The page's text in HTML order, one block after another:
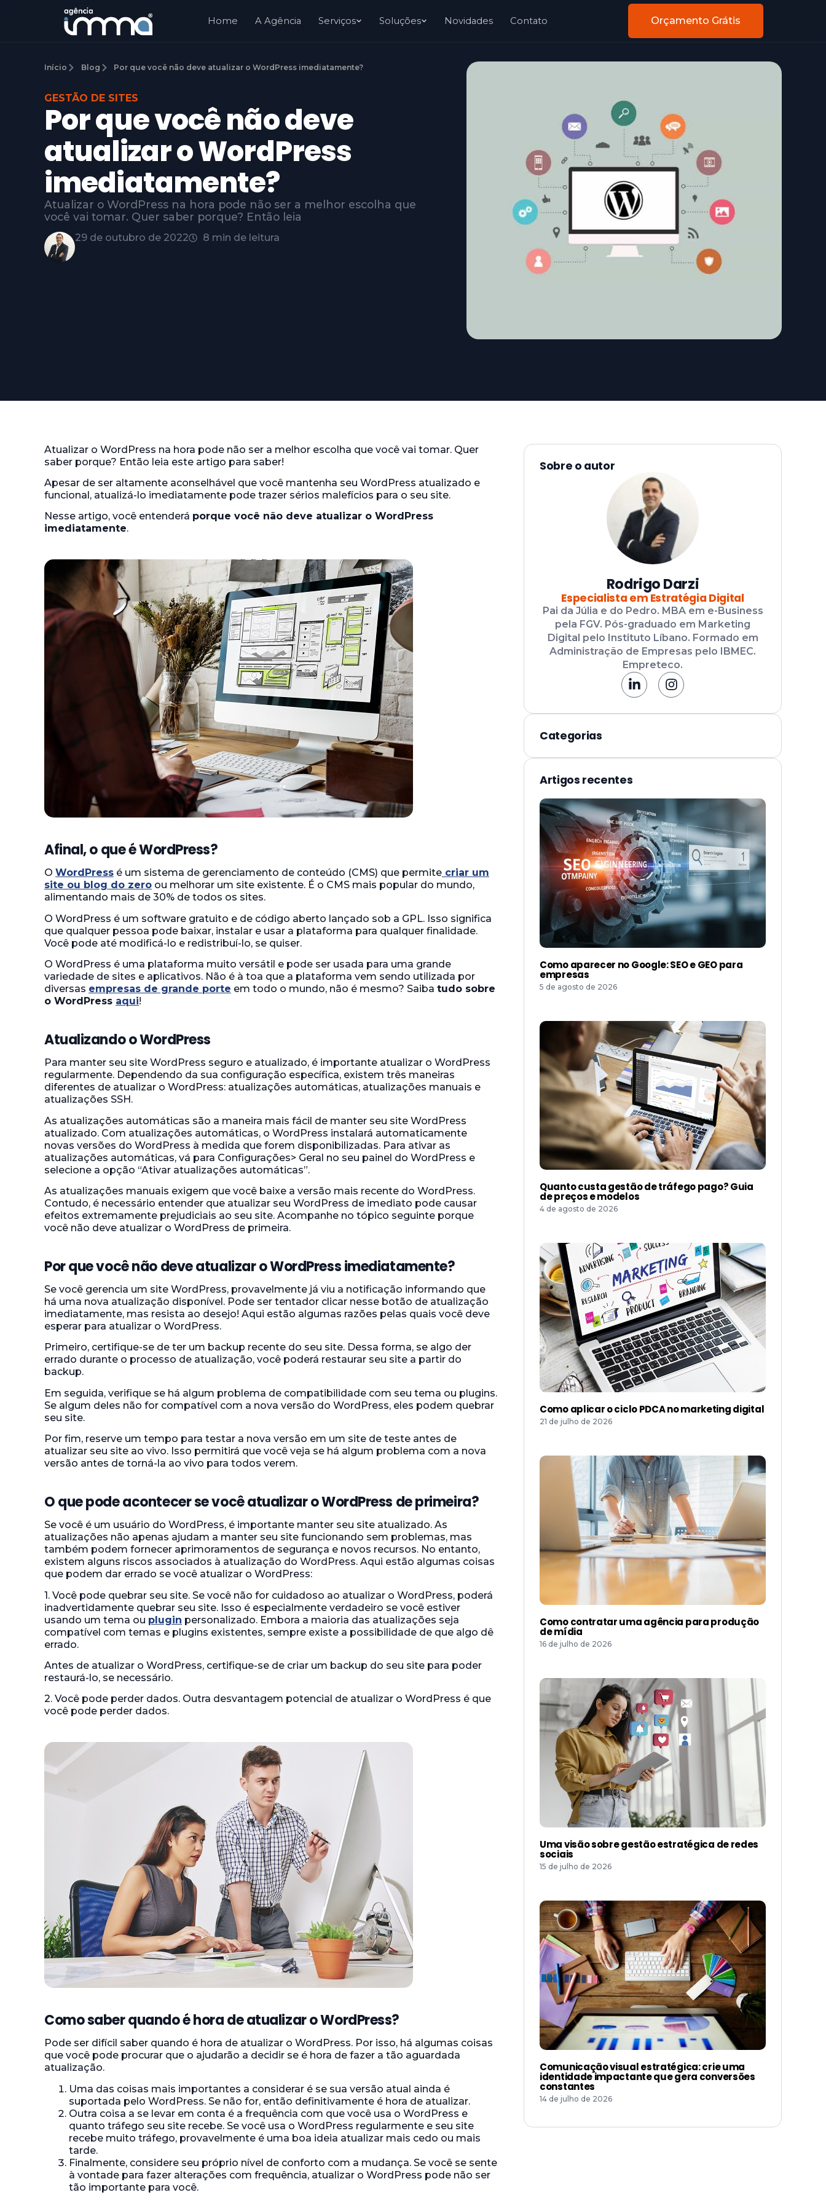
Home A Agência Serviços Soluções Novidades Contato Orçamento Grátis
Início Blog Por que você não deve atualizar o WordPress imediatamente?
GESTÃO DE SITES
Por que você não deve
atualizar o WordPress
imediatamente?
Atualizar o WordPress na hora pode não ser a melhor escolha que
você vai tomar. Quer saber porque? Então leia
29 de outubro de 2022 8 min de leitura
Atualizar o WordPress na hora pode não ser a melhor escolha que você vai tomar. Quer
saber porque? Então leia este artigo para saber!
Apesar de ser altamente aconselhável que você mantenha seu WordPress atualizado e
funcional, atualizá-lo imediatamente pode trazer sérios malefícios para o seu site.
Nesse artigo, você entenderá porque você não deve atualizar o WordPress
imediatamente.
Afinal, o que é WordPress?
O WordPress é um sistema de gerenciamento de conteúdo (CMS) que permite criar um
site ou blog do zero ou melhorar um site existente. É o CMS mais popular do mundo,
alimentando mais de 30% de todos os sites.
O WordPress é um software gratuito e de código aberto lançado sob a GPL. Isso significa
que qualquer pessoa pode baixar, instalar e usar a plataforma para qualquer finalidade.
Você pode até modificá-lo e redistribuí-lo, se quiser.
O WordPress é uma plataforma muito versátil e pode ser usada para uma grande
variedade de sites e aplicativos. Não é à toa que a plataforma vem sendo utilizada por
diversas empresas de grande porte em todo o mundo, não é mesmo? Saiba tudo sobre
o WordPress aqui!
Atualizando o WordPress
Para manter seu site WordPress seguro e atualizado, é importante atualizar o WordPress
regularmente. Dependendo da sua configuração específica, existem três maneiras
diferentes de atualizar o WordPress: atualizações automáticas, atualizações manuais e
atualizações SSH.
As atualizações automáticas são a maneira mais fácil de manter seu site WordPress
atualizado. Com atualizações automáticas, o WordPress instalará automaticamente
novas versões do WordPress à medida que forem disponibilizadas. Para ativar as
atualizações automáticas, vá para Configurações> Geral no seu painel do WordPress e
selecione a opção “Ativar atualizações automáticas”.
As atualizações manuais exigem que você baixe a versão mais recente do WordPress.
Contudo, é necessário entender que atualizar seu WordPress de imediato pode causar
efeitos extremamente prejudiciais ao seu site. Acompanhe no tópico seguinte porque
você não deve atualizar o WordPress de primeira.
Por que você não deve atualizar o WordPress imediatamente?
Se você gerencia um site WordPress, provavelmente já viu a notificação informando que
há uma nova atualização disponível. Pode ser tentador clicar nesse botão de atualização
imediatamente, mas resista ao desejo! Aqui estão algumas razões pelas quais você deve
esperar para atualizar o WordPress.
Primeiro, certifique-se de ter um backup recente do seu site. Dessa forma, se algo der
errado durante o processo de atualização, você poderá restaurar seu site a partir do
backup.
Em seguida, verifique se há algum problema de compatibilidade com seu tema ou plugins.
Se algum deles não for compatível com a nova versão do WordPress, eles podem quebrar
seu site.
Por fim, reserve um tempo para testar a nova versão em um site de teste antes de
atualizar seu site ao vivo. Isso permitirá que você veja se há algum problema com a nova
versão antes de torná-la ao vivo para todos verem.
O que pode acontecer se você atualizar o WordPress de primeira?
Se você é um usuário do WordPress, é importante manter seu site atualizado. As
atualizações não apenas ajudam a manter seu site funcionando sem problemas, mas
também podem fornecer aprimoramentos de segurança e novos recursos. No entanto,
existem alguns riscos associados à atualização do WordPress. Aqui estão algumas coisas
que podem dar errado se você atualizar o WordPress:
1. Você pode quebrar seu site. Se você não for cuidadoso ao atualizar o WordPress, poderá
inadvertidamente quebrar seu site. Isso é especialmente verdadeiro se você estiver
usando um tema ou plugin personalizado. Embora a maioria das atualizações seja
compatível com temas e plugins existentes, sempre existe a possibilidade de que algo dê
errado.
Antes de atualizar o WordPress, certifique-se de criar um backup do seu site para poder
restaurá-lo, se necessário.
2. Você pode perder dados. Outra desvantagem potencial de atualizar o WordPress é que
você pode perder dados.
Como saber quando é hora de atualizar o WordPress?
Pode ser difícil saber quando é hora de atualizar o WordPress. Por isso, há algumas coisas
que você pode procurar que o ajudarão a decidir se é hora de fazer a tão aguardada
atualização.
Uma das coisas mais importantes a considerar é se sua versão atual ainda é
suportada pelo WordPress. Se não for, então definitivamente é hora de atualizar.
Outra coisa a se levar em conta é a frequência com que você usa o WordPress e
quanto tráfego seu site recebe. Se você usa o WordPress regularmente e seu site
recebe muito tráfego, provavelmente é uma boa ideia atualizar mais cedo ou mais
tarde.
Finalmente, considere seu próprio nível de conforto com a mudança. Se você se sente
à vontade para fazer alterações com frequência, atualizar o WordPress pode não ser
tão importante para você.
Sobre o autor
Rodrigo Darzi
Especialista em Estratégia Digital
Pai da Júlia e do Pedro. MBA em e-Business
pela FGV. Pós-graduado em Marketing
Digital pelo Instituto Líbano. Formado em
Administração de Empresas pelo IBMEC.
Empreteco.
Categorias
Artigos recentes
Como aparecer no Google: SEO e GEO para
empresas
5 de agosto de 2026
Quanto custa gestão de tráfego pago? Guia
de preços e modelos
4 de agosto de 2026
Como aplicar o ciclo PDCA no marketing digital
21 de julho de 2026
Como contratar uma agência para produção
de mídia
16 de julho de 2026
Uma visão sobre gestão estratégica de redes
sociais
15 de julho de 2026
Comunicação visual estratégica: crie uma
identidade impactante que gera conversões
constantes
14 de julho de 2026